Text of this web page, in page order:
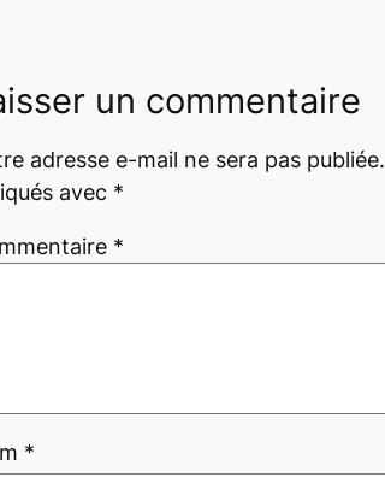
un commentaire
adresse e-mail ne sera pas publiée.
avec *
*
*